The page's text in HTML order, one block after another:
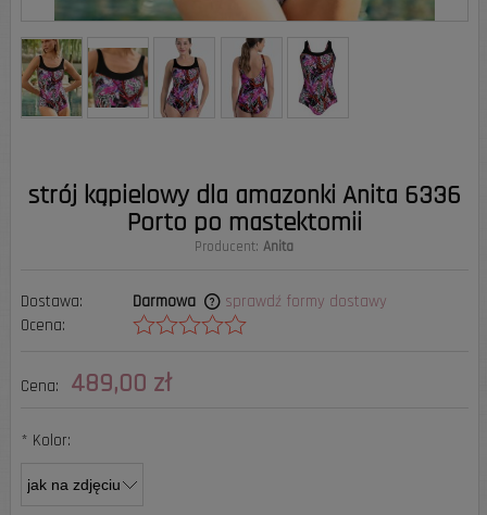
strój kąpielowy dla amazonki Anita 6336
Porto po mastektomii
Producent:Anita
Dostawa: Darmowa
Cena nie zawiera ewentualnych kosztów płatności
sprawdź formy dostawy
Ocena:
Cena: 489,00 zł
* Kolor: